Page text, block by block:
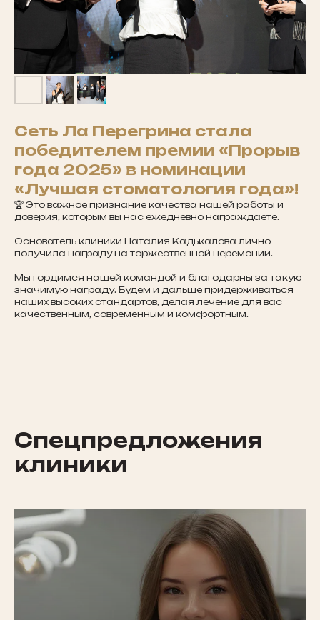
Сеть Ла Перегрина стала
победителем премии «Прорыв
года 2025» в номинации
«Лучшая стоматология года»!
🏆 Это важное признание качества нашей работы и
доверия, которым вы нас ежедневно награждаете.
Основатель клиники Наталия Кадькалова лично
получила награду на торжественной церемонии.
Мы гордимся нашей командой и благодарны за такую
значимую награду. Будем и дальше придерживаться
наших высоких стандартов, делая лечение для вас
качественным, современным и комфортным.
Спецпредложения
клиники